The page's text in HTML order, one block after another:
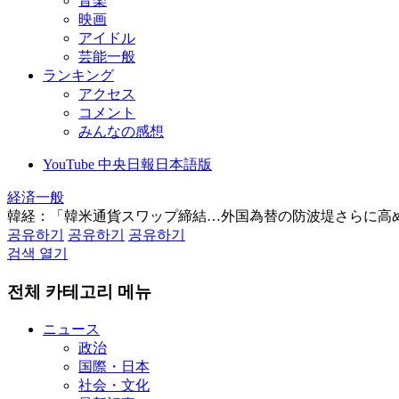
映画
アイドル
芸能一般
ランキング
アクセス
コメント
みんなの感想
YouTube 中央日報日本語版
経済一般
韓経：「韓米通貨スワップ締結…外国為替の防波堤さらに高
공유하기
공유하기
공유하기
검색 열기
전체 카테고리 메뉴
ニュース
政治
国際・日本
社会・文化